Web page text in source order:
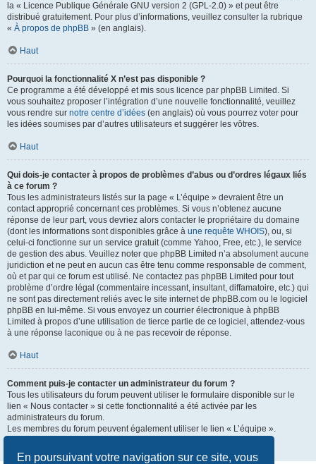
En poursuivant votre navigation sur ce site, vous
la « Licence Publique Générale GNU version 2 (GPL-2.0) » et peut être
distribué gratuitement. Pour plus d’informations, veuillez consulter la rubrique
« À propos de phpBB » (en anglais).
Haut
Pourquoi la fonctionnalité X n’est pas disponible ?
Ce programme a été développé et mis sous licence par phpBB Limited. Si
vous souhaitez proposer l’intégration d’une nouvelle fonctionnalité, veuillez
vous rendre sur notre centre d’idées (en anglais) où vous pourrez voter pour
les idées soumises par d’autres utilisateurs et suggérer les vôtres.
Haut
Qui dois-je contacter à propos de problèmes d’abus ou d’ordres légaux liés
à ce forum ?
Tous les administrateurs listés sur la page « L’équipe » devraient être un
contact approprié concernant ces problèmes. Si vous n’obtenez aucune
réponse de leur part, vous devriez alors contacter le propriétaire du domaine
(dont les informations sont disponibles grâce à une requête WHOIS), ou, si
celui-ci fonctionne sur un service gratuit (comme Yahoo, Free, etc.), le service
de gestion des abus. Veuillez noter que phpBB Limited n’a absolument aucune
juridiction et ne peut en aucun cas être tenu comme responsable de comment,
où et par qui ce forum est utilisé. Ne contactez pas phpBB Limited pour tout
problème d’ordre légal (commentaire incessant, insultant, diffamatoire, etc.) qui
ne sont pas directement reliés avec le site internet de phpBB.com ou le logiciel
phpBB en lui-même. Si vous envoyez un courrier électronique à phpBB
Limited à propos d’une utilisation de tierce partie de ce logiciel, attendez-vous
à une réponse laconique ou à ne pas recevoir de réponse.
Haut
Comment puis-je contacter un administrateur du forum ?
Tous les utilisateurs du forum peuvent utiliser le formulaire disponible sur le
lien « Nous contacter » si cette fonctionnalité a été activée par les
administrateurs du forum.
Les membres du forum peuvent également utiliser le lien « L’équipe ».
Haut